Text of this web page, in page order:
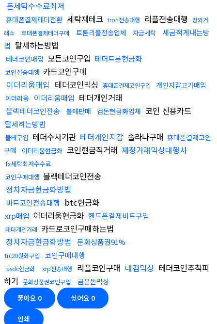
돈세탁수수료최저
휴대폰결제테더전환 세탁재테크 tron전송대행 리플전송대행
장외거
래소
휴대폰결제테더구매 트론리플전송업체 자금세탁
세금적게내는방
법 탈세하는방법
테더코인매입 모든코인구입 테더트론현금화
코인전송대행 카드코인구매
이더리움매입 테더코인믹싱 휴대폰결제코인구입 개인지갑고가매입
이더리움 이더리움매입 테더개인거래
블랙테더코인전송 블테판매 검돈현금화업체 코인 신용카드
탈세하는방법
블테구입 테더수사기관 테더개인지갑 솔라나구매 휴대폰결제코인
구매
이더리움현금화 코인현금직거래 재정거래믹싱대행사
fx세탁최저수수료
코인구매대행 블랙테더코인전송
정치자금현금화방법
비트코인전송대행 btc현금화
xrp매입 이더리움현금화 핸드폰결제비트구입
테더개인거래 카드로코인구매하는법
정치자금현금화방법
문화상품권91%
trc20원화구입 코인구매대행
usdc현금화 xrp전송대행 리플코인구매 대검믹싱 테더코인추척피
하기
문화상품권코인구입
금은돈믹싱
좋아요 0 싫어요 0
인쇄